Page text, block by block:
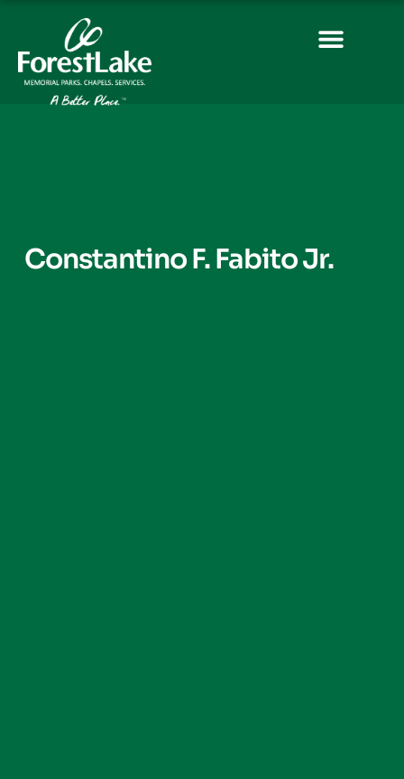
Constantino F. Fabito Jr.